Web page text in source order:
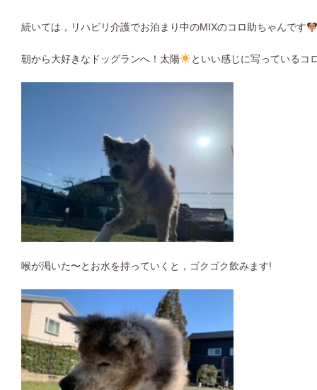
続いては，リハビリ介護でお泊まり中のMIXのコロ助ちゃんです
朝から大好きなドッグランへ！太陽 といい感じに写っているコ
喉が渇いた〜とお水を持っていくと，ゴクゴク飲みます!